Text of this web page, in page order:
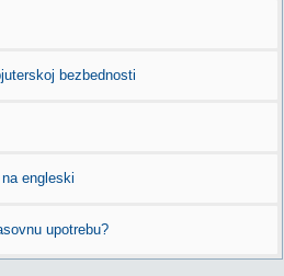
bezbednosti
engleski
upotrebu?